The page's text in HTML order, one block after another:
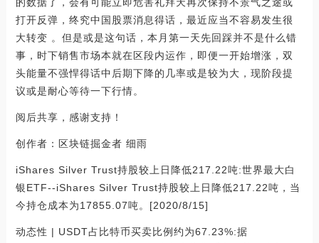
的数据了，会有可能立即危害礼拜天再次保持不景气之途或
打开反弹，终究中国股票消息得话，最近应当不容易发生很
大转变 。但是或是这句话，本月第一天先回踩并不是什么错
事，时下销售市场本就在区段内运作，即便一开始增涨，双
头能量不强悍得话中后期下降的几率或是较为大，现阶段提
议或是耐心等待一下行情。
阅后共享，感谢支持！
创作者：区块链掘金者 细雨
iShares Silver Trust持股较上日降低217.22吨:世界最大白
银ETF--iShares Silver Trust持股较上日降低217.22吨，当
今持仓成本为17855.07吨。[2020/8/15]
动态性 | USDT占比特币买卖比例约为67.23%:据